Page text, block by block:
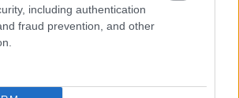
including authentication
fraud prevention, and other